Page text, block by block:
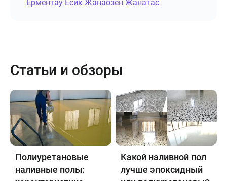
Ерментау Есик Жанаозен Жанатас
Статьи и обзоры
Полиуретановые
наливные полы:
Какой наливной пол
лучше эпоксидный